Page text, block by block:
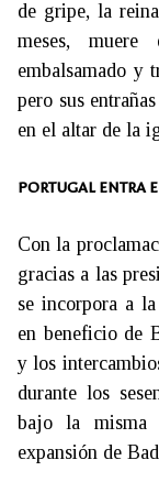
de gripe, la
meses,
embalsamado y
pero sus
en el altar de la
PORTUGAL ENTRA
Con la
gracias a las
se incorpora a
en beneficio de
y los
durante los
bajo la misma
expansión de